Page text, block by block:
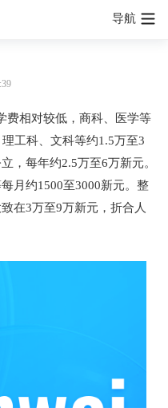
导航
费相对较低，商科、医学等
工科、文科等约1.5万至3
，每年约2.5万至6万新元。
月约1500至3000新元。整
在3万至9万新元，折合人